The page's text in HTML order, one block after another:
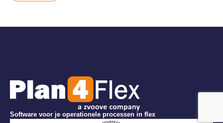
Software voor je operationele processen in flex